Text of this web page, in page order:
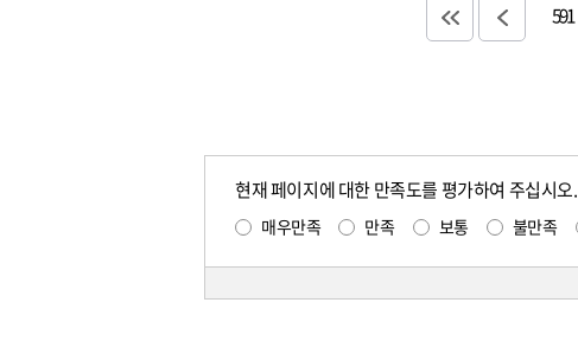
591
현재 페이지에 대한 만족도를 평가하여 주십시오.
매우만족 만족 보통 불만족